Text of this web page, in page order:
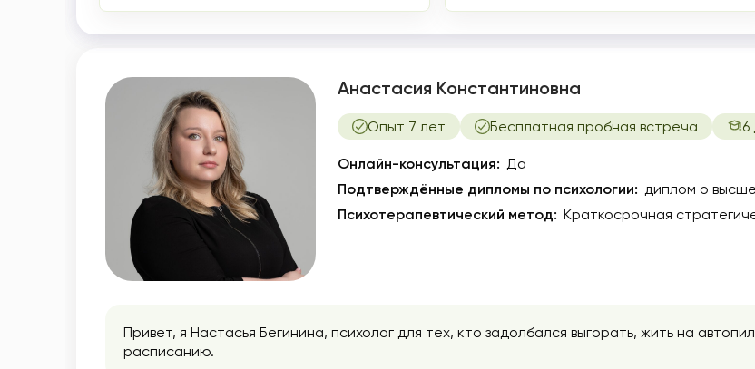
Анастасия Константиновна
Опыт 7 лет Бесплатная пробная встреча 6
Онлайн-консультация: Да
Подтверждённые дипломы по психологии: диплом о
Психотерапевтический метод: Краткосрочная
Привет, я Настасья Бегинина, психолог для тех, кто задолбался выгорать, жить на
расписанию.